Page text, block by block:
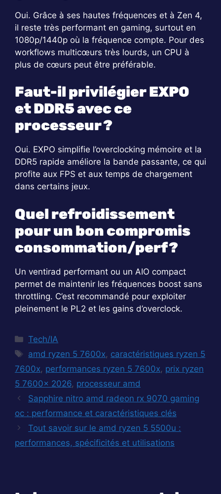
Oui. Grâce à ses hautes fréquences et à Zen 4,
il reste très performant en gaming, surtout en
1080p/1440p où la fréquence compte. Pour des
workflows multicœurs très lourds, un CPU à
plus de cœurs peut être préférable.
Faut-il privilégier EXPO
et DDR5 avec ce
processeur ?
Oui. EXPO simplifie l’overclocking mémoire et la
DDR5 rapide améliore la bande passante, ce qui
profite aux FPS et aux temps de chargement
dans certains jeux.
Quel refroidissement
pour un bon compromis
consommation/perf ?
Un ventirad performant ou un AIO compact
permet de maintenir les fréquences boost sans
throttling. C’est recommandé pour exploiter
pleinement le PL2 et les gains d’overclock.
Catégories
Tech/IA
Étiquettes
amd ryzen 5 7600x, caractéristiques ryzen 5
7600x, performances ryzen 5 7600x, prix ryzen
5 7600x 2026, processeur amd
Sapphire nitro amd radeon rx 9070 gaming
oc : performance et caractéristiques clés
Tout savoir sur le amd ryzen 5 5500u :
performances, spécificités et utilisations